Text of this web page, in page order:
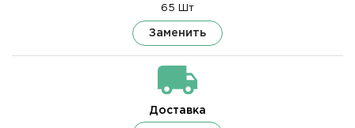
65 Шт
Заменить
Доставка